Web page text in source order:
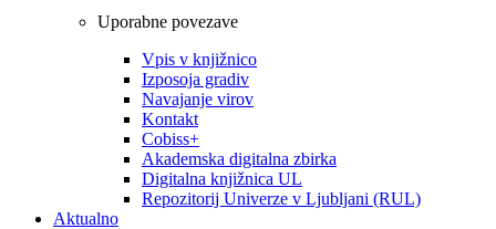
Uporabne povezave
Vpis v knjižnico
Izposoja gradiv
Navajanje virov
Kontakt
Cobiss+
Akademska digitalna zbirka
Digitalna knjižnica UL
Repozitorij Univerze v Ljubljani (RUL)
Aktualno